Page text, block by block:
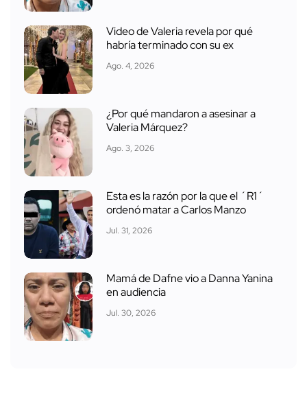
Video de Valeria revela por qué
habría terminado con su ex
Ago. 4, 2026
¿Por qué mandaron a asesinar a
Valeria Márquez?
Ago. 3, 2026
Esta es la razón por la que el ´R1´
ordenó matar a Carlos Manzo
Jul. 31, 2026
Mamá de Dafne vio a Danna Yanina
en audiencia
Jul. 30, 2026